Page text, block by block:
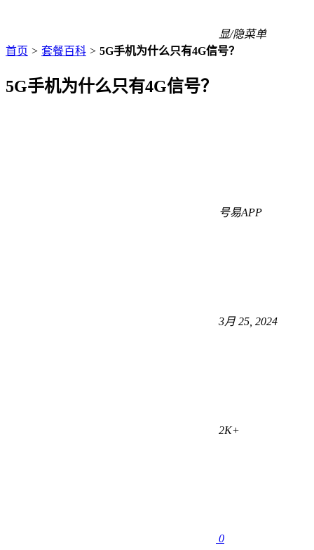
显/隐菜单
首页 > 套餐百科 > 5G手机为什么只有4G信号？
5G手机为什么只有4G信号？
号易APP
3月 25, 2024
2K+
0